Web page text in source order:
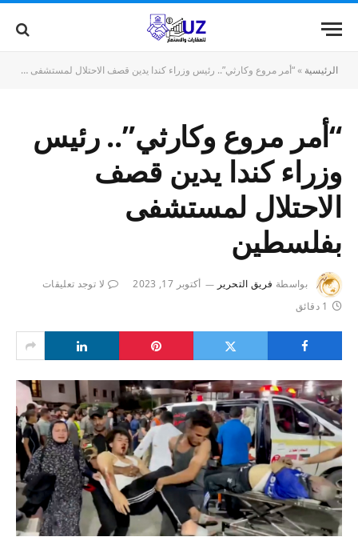
الرئيسية »“أمر مروع وكارثي”.. رئيس وزراء كندا يدين قصف الاحتلال لمستشفى بفلسطين
“أمر مروع وكارثي”.. رئيس
وزراء كندا يدين قصف
الاحتلال لمستشفى
بفلسطين
بواسطة فريق التحرير أكتوبر 17, 2023
لا توجد تعليقات
1 دقائق